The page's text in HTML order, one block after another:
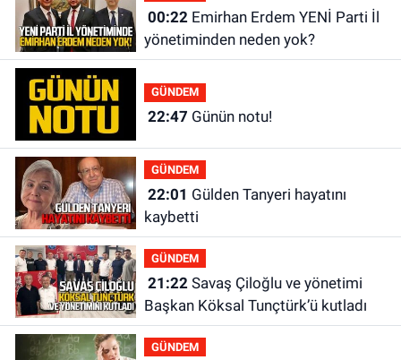
00:22Emirhan Erdem YENİ Parti İl
yönetiminden neden yok?
GÜNDEM
22:47 Günün notu!
GÜNDEM
22:01
kaybetti
GÜNDEM
21:22Savaş Çiloğlu ve yönetimi
Başkan Köksal Tunçtürk’ü kutladı
GÜNDEM